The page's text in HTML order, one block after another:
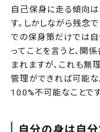
自己保身に走る傾向
す。しかしながら残念
での保身策だけでは自
ってことを言うと、関
まれますが、これも無
管理ができれば可能な
100%不可能なことです